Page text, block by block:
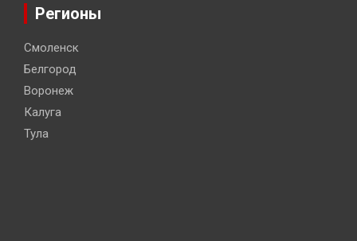
Регионы
Смоленск
Белгород
Воронеж
Калуга
Тула